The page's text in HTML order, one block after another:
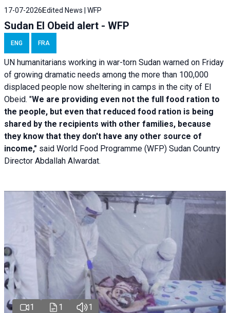
17-07-2026 Edited News | WFP
Sudan El Obeid alert - WFP
ENG FRA
UN humanitarians working in war-torn Sudan warned on Friday
of growing dramatic needs among the more than 100,000
displaced people now sheltering in camps in the city of El
Obeid. "We are providing even not the full food ration to
the people, but even that reduced food ration is being
shared by the recipients with other families, because
they know that they don't have any other source of
income," said World Food Programme (WFP) Sudan Country
Director Abdallah Alwardat.
1 1 1